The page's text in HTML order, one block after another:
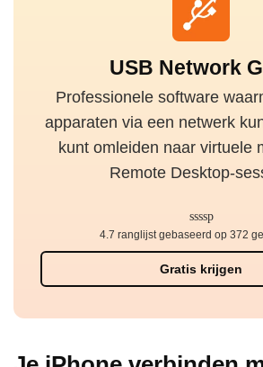
USB Network
Professionele software
apparaten via een netwerk
kunt omleiden naar virtuele
Remote Desktop-
Gratis krijgen
4.7 ranglijst gebaseerd op 372